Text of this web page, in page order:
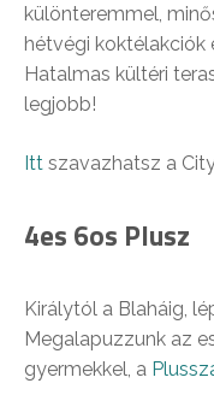
különteremmel,
hétvégi koktélakciók
Hatalmas kültéri
legjobb!
Itt szavazhatsz a
4es 6os Plusz
Királytól a Blaháig,
Megalapuzzunk az
gyermekkel, a